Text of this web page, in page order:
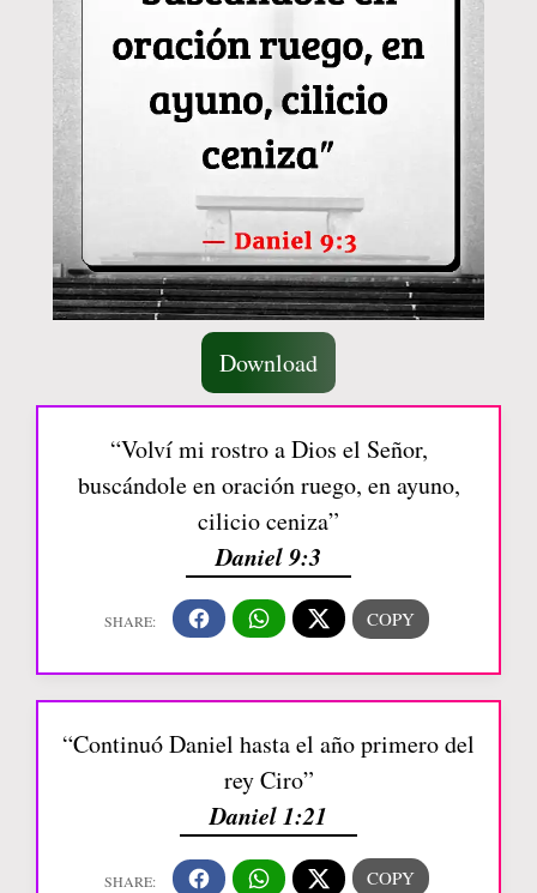
Download
“Volví mi rostro a Dios el Señor,
buscándole en oración ruego, en ayuno,
cilicio ceniza”
Daniel 9:3
“Continuó Daniel hasta el año primero del
rey Ciro”
Daniel 1:21